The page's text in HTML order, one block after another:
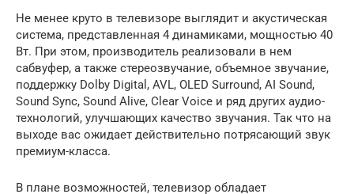
Не менее круто в телевизоре выглядит и акустическая
система, представленная 4 динамиками, мощностью 40
Вт. При этом, производитель реализовали в нем
сабвуфер, а также стереозвучание, объемное звучание,
поддержку Dolby Digital, AVL, OLED Surround, AI Sound,
Sound Sync, Sound Alive, Clear Voice и ряд других аудио-
технологий, улучшающих качество звучания. Так что на
выходе вас ожидает действительно потрясающий звук
премиум-класса.
В плане возможностей, телевизор обладает